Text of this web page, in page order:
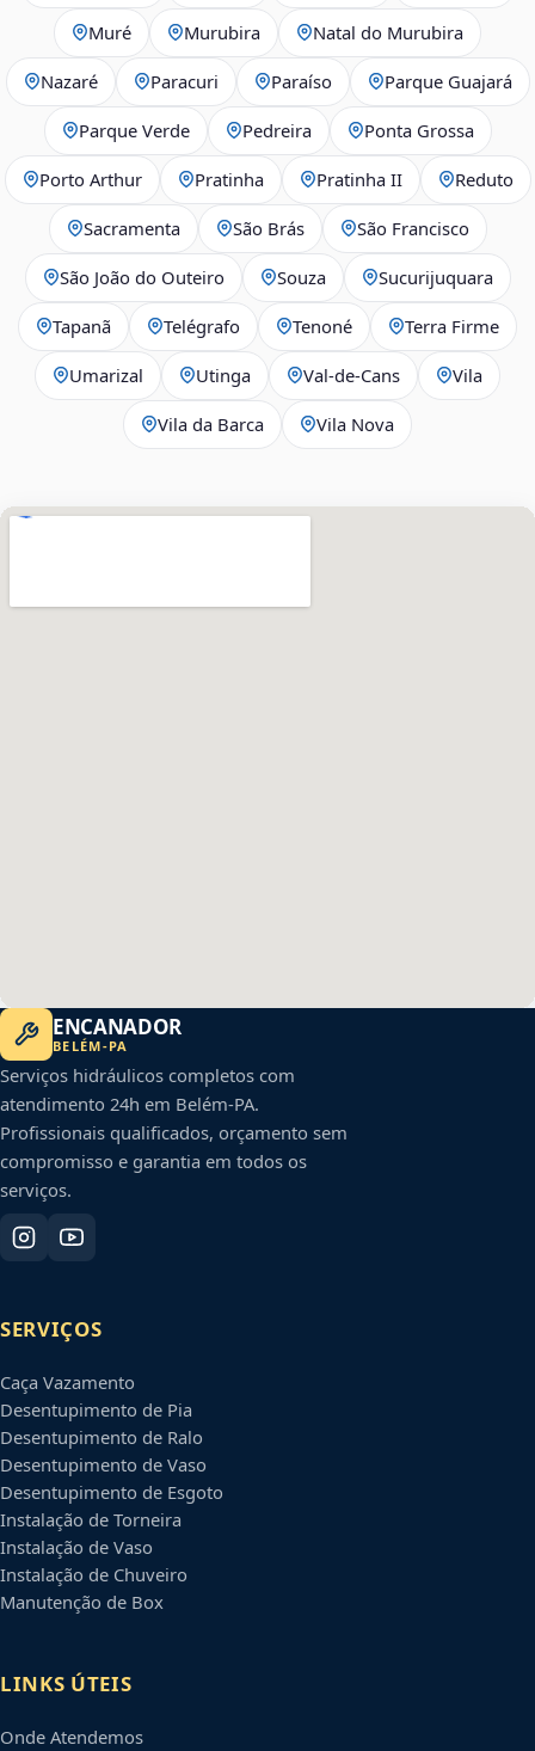
Muré Murubira Natal do Murubira
Nazaré Paracuri Paraíso Parque Guajará
Parque Verde Pedreira Ponta Grossa
Porto Arthur Pratinha Pratinha II Reduto
Sacramenta São Brás São Francisco
São João do Outeiro Souza Sucurijuquara
Tapanã Telégrafo Tenoné Terra Firme
Umarizal Utinga Val-de-Cans Vila
Vila da Barca Vila Nova
ENCANADOR
BELÉM-PA
Serviços hidráulicos completos com
atendimento 24h em Belém-PA.
Profissionais qualificados, orçamento sem
compromisso e garantia em todos os
serviços.
SERVIÇOS
Caça Vazamento
Desentupimento de Pia
Desentupimento de Ralo
Desentupimento de Vaso
Desentupimento de Esgoto
Instalação de Torneira
Instalação de Vaso
Instalação de Chuveiro
Manutenção de Box
LINKS ÚTEIS
Onde Atendemos